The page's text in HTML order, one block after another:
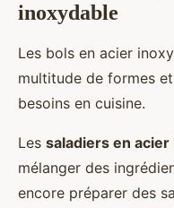
inoxydable
Les bols en acier
multitude de formes
besoins en cuisine.
Les saladiers en acier
mélanger des
encore préparer des